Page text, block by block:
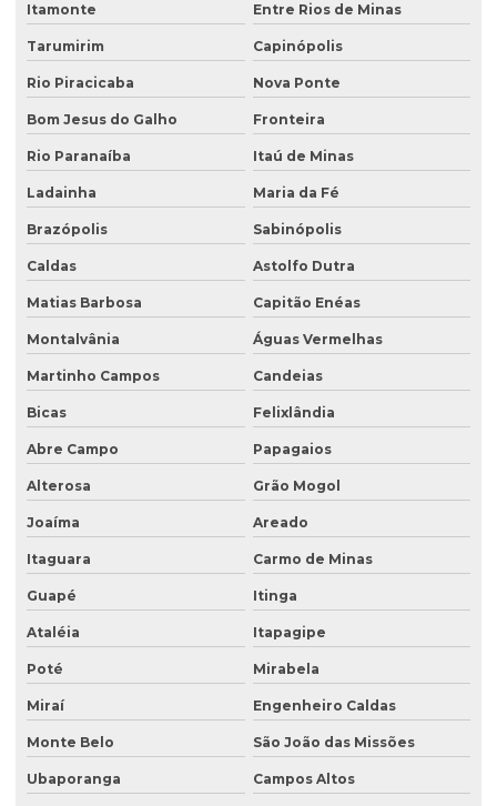
Serviço de licenciamento ambiental
Serviço de retirada de tanque subterrâneo
Serviço de sondagem
Sondagem ambiental
Sondagem geofísica
Sondagem geofísica poço artesiano
Sondagem geológica
Sondagem geotécnica
Sondagem de solo para construção
Sondagem de solo para construção civil
Sondagem de solos e rochas
Sondagem de subsolo
Sondagem de terreno para construção
Tampa para poço de monitoramento
Itamonte Entre Rios de Minas
Tarumirim Capinópolis
Rio Piracicaba Nova Ponte
Bom Jesus do Galho Fronteira
Rio Paranaíba Itaú de Minas
Ladainha Maria da Fé
Brazópolis Sabinópolis
Caldas Astolfo Dutra
Matias Barbosa Capitão Enéas
Montalvânia Águas Vermelhas
Martinho Campos Candeias
Bicas Felixlândia
Abre Campo Papagaios
Alterosa Grão Mogol
Joaíma Areado
Itaguara Carmo de Minas
Guapé Itinga
Ataléia Itapagipe
Poté Mirabela
Miraí Engenheiro Caldas
Monte Belo São João das Missões
Ubaporanga Campos Altos